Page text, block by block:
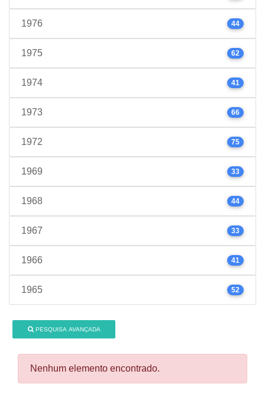
1976 44
1975 62
1974 41
1973 66
1972 75
1969 33
1968 44
1967 33
1966 41
1965 52
PESQUISA AVANÇADA
Nenhum elemento encontrado.